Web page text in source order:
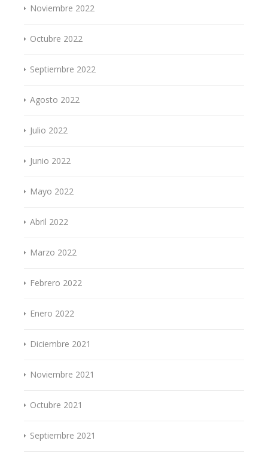
Noviembre 2022
Octubre 2022
Septiembre 2022
Agosto 2022
Julio 2022
Junio 2022
Mayo 2022
Abril 2022
Marzo 2022
Febrero 2022
Enero 2022
Diciembre 2021
Noviembre 2021
Octubre 2021
Septiembre 2021